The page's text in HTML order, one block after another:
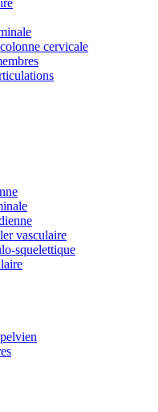
cervicale
vasculaire
squelettique